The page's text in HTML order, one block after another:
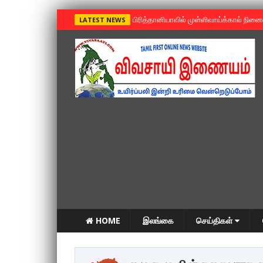
LATEST NEWS »பிரித்தானியாவில் முள்ளிவாய்க்கால்
HOME இலங்கை செய்திகள்